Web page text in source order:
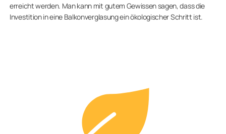
erreicht werden. Man kann mit gutem Gewissen sagen, dass die
Investition in eine Balkonverglasung ein ökologischer Schritt ist.